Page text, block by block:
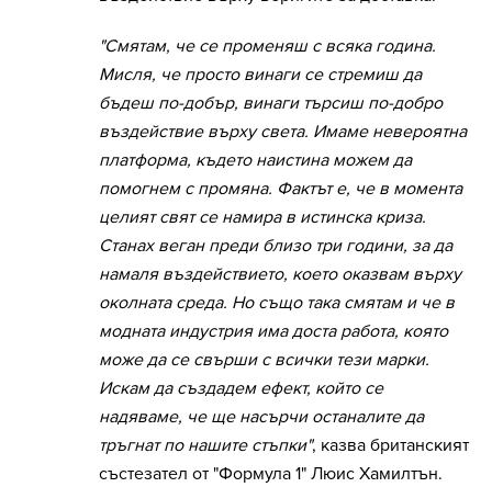
"Смятам, че се променяш с всяка година.
Мисля, че просто винаги се стремиш да
бъдеш по-добър, винаги търсиш по-добро
въздействие върху света. Имаме невероятна
платформа, където наистина можем да
помогнем с промяна. Фактът е, че в момента
целият свят се намира в истинска криза.
Станах веган преди близо три години, за да
намаля въздействието, което оказвам върху
околната среда. Но също така смятам и че в
модната индустрия има доста работа, която
може да се свърши с всички тези марки.
Искам да създадем ефект, който се
надяваме, че ще насърчи останалите да
тръгнат по нашите стъпки", казва британският
състезател от "Формула 1" Люис Хамилтън.